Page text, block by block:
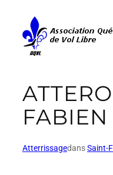
FABIEN
AtterrissagedansSaint-